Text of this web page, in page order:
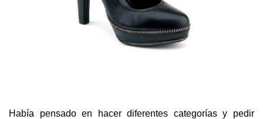
Había pensado en hacer diferentes categorías y pedir